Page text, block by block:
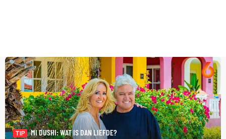
TIP
MI DUSHI: WAT IS DAN LIEFDE?